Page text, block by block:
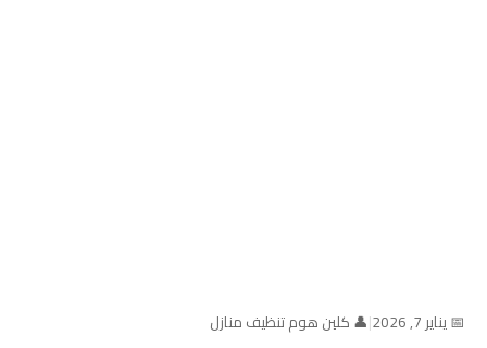
📅 يناير 7, 2026 |👤 كلين هوم تنظيف منازل